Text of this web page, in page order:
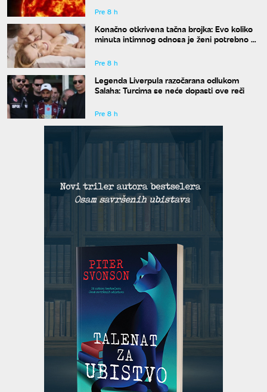
Pre 8 h
Konačno otkrivena tačna brojka: Evo koliko
minuta intimnog odnosa je ženi potrebno da
Pre 8 h
Legenda Liverpula razočarana odlukom
Salaha: Turcima se neće dopasti ove reči
Pre 8 h